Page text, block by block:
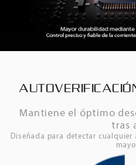
Mantiene el óptimo
tras
Diseñada para detectar